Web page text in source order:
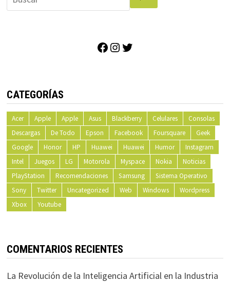
Facebook
Instagram
CATEGORÍAS
Acer Apple Apple Asus Blackberry Celulares
Consolas
Descargas
De Todo Epson Facebook Foursquare
Geek
Google
Honor HP Huawei Huawei Humor
Instagram
Intel
Juegos LG Motorola Myspace Nokia
Noticias
PlayStation
Recomendaciones Samsung
Sistema Operativo
Sony
Twitter Uncategorized Web Windows
Wordpress
Xbox
Youtube
COMENTARIOS RECIENTES
La Revolución de la Inteligencia Artificial en la Industria